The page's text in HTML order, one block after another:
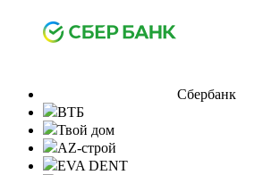
Сбербанк
ВТБ
Твой дом
AZ-строй
EVA DENT